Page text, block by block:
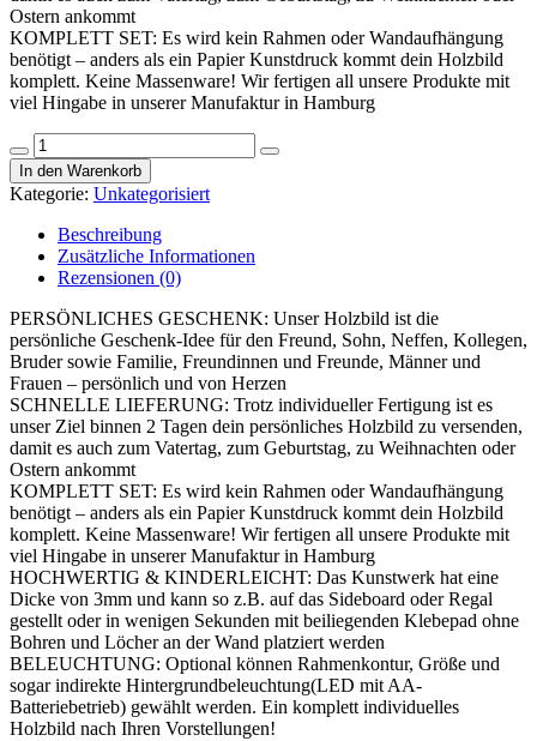
Ostern ankommt
KOMPLETT SET: Es wird kein Rahmen oder Wandaufhängung
benötigt – anders als ein Papier Kunstdruck kommt dein Holzbild
komplett. Keine Massenware! Wir fertigen all unsere Produkte mit
viel Hingabe in unserer Manufaktur in Hamburg
Elbeffekt
Holzbild
Schalke
-
personalisierbar
zum
Hinstellen/Aufhängen
optional
beleuchtet,
Fan
Geschenk
mit
Spruch
auf
Holz
-
Aufsteller
Dekoration
-
persönliches
Geschenk
Menge
In den Warenkorb
Kategorie: Unkategorisiert
Beschreibung
Zusätzliche Informationen
Rezensionen (0)
PERSÖNLICHES GESCHENK: Unser Holzbild ist die
persönliche Geschenk-Idee für den Freund, Sohn, Neffen, Kollegen,
Bruder sowie Familie, Freundinnen und Freunde, Männer und
Frauen – persönlich und von Herzen
SCHNELLE LIEFERUNG: Trotz individueller Fertigung ist es
unser Ziel binnen 2 Tagen dein persönliches Holzbild zu versenden,
damit es auch zum Vatertag, zum Geburtstag, zu Weihnachten oder
Ostern ankommt
KOMPLETT SET: Es wird kein Rahmen oder Wandaufhängung
benötigt – anders als ein Papier Kunstdruck kommt dein Holzbild
komplett. Keine Massenware! Wir fertigen all unsere Produkte mit
viel Hingabe in unserer Manufaktur in Hamburg
HOCHWERTIG & KINDERLEICHT: Das Kunstwerk hat eine
Dicke von 3mm und kann so z.B. auf das Sideboard oder Regal
gestellt oder in wenigen Sekunden mit beiliegenden Klebepad ohne
Bohren und Löcher an der Wand platziert werden
BELEUCHTUNG: Optional können Rahmenkontur, Größe und
sogar indirekte Hintergrundbeleuchtung(LED mit AA-
Batteriebetrieb) gewählt werden. Ein komplett individuelles
Holzbild nach Ihren Vorstellungen!